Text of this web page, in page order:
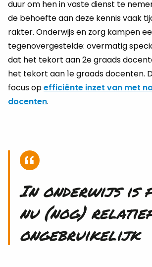
duur om hen in vaste dienst te
de be­hoef­te aan deze ken­nis vaak
rak­ter. On­der­wijs en zorg kam­pen
te­gen­over­ge­stel­de: over­ma­tig
dat het te­kort aan 2e graads
het te­kort aan 1e graads do­cen­ten.
focus opef­fi­ciën­te inzet van met
do­cen­ten.
In on­der­wijs is
nu (nog)
on­ge­brui­ke­lijk